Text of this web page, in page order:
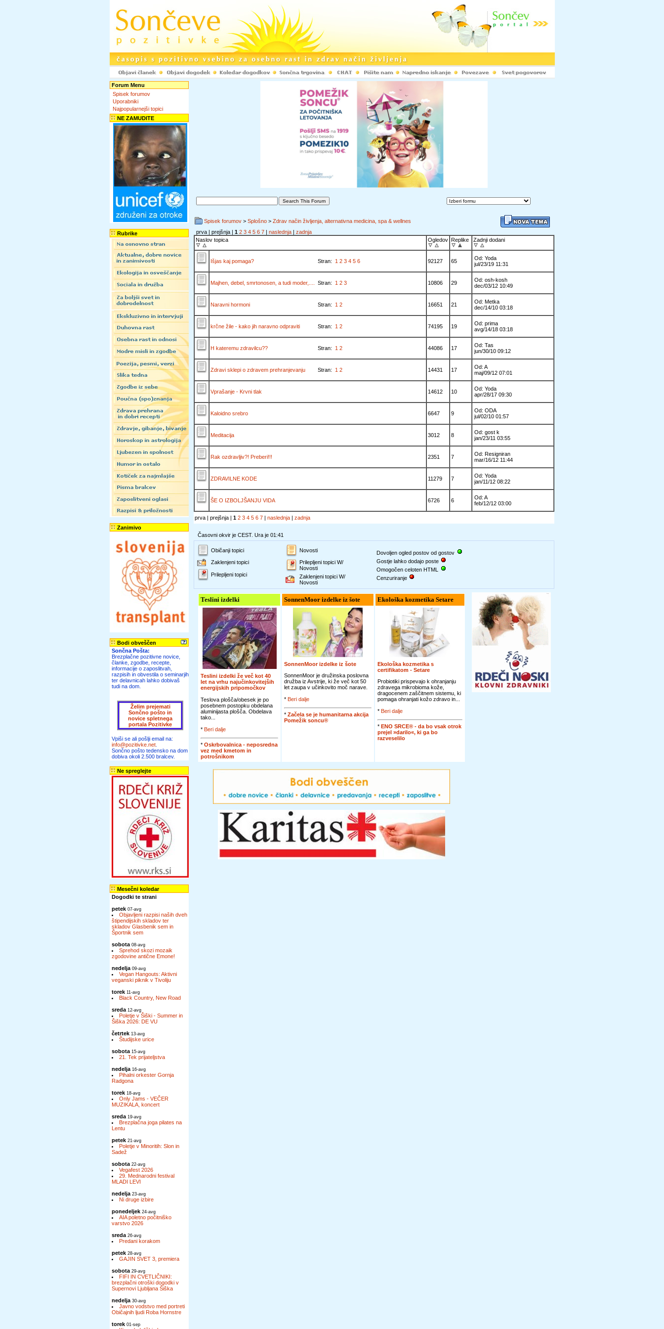
Forum Menu
Spisek forumov
Uporabniki
Najpopularnejši topici
NE ZAMUDITE
Rubrike
Zanimivo
Bodi obveščen
Sončna Pošta:
Brezplačne pozitivne novice,
članke, zgodbe, recepte,
informacije o zaposlitvah,
razpisih in obvestila o seminarjih
ter delavnicah lahko dobivaš
tudi na dom.
Želim prejemati
Sončno pošto in
novice spletnega
portala Pozitivke
Vpiši se ali pošlji email na:
info@pozitivke.net
Sončno pošto tedensko na dom
dobiva okoli 2.500 bralcev.
Ne spreglejte
Mesečni koledar
Dogodki te strani
petek 07-avg
Objavljeni razpisi naših dveh
štipendijskih skladov ter
skladov Glasbenik sem in
Športnik sem
sobota 08-avg
Sprehod skozi mozaik
zgodovine antične Emone!
nedelja 09-avg
Vegan Hangouts: Aktivni
veganski piknik v Tivoliju
torek 11-avg
Black Country, New Road
sreda 12-avg
Poletje v Šiški - Summer in
Šiška 2026: DE VU
četrtek 13-avg
Študijske urice
sobota 15-avg
21. Tek prijateljstva
nedelja 16-avg
Pihalni orkester Gornja
Radgona
torek 18-avg
Only Jams - VEČER
MUZIKALA, koncert
sreda 19-avg
Brezplačna joga pilates na
Lentu
petek 21-avg
Poletje v Minoritih: Slon in
Sadež
sobota 22-avg
Vegafest 2026
29. Mednarodni festival
MLADI LEVI
nedelja 23-avg
Ni druge izbire
ponedeljek 24-avg
AIA poletno počitniško
varstvo 2026
sreda 26-avg
Predani korakom
petek 28-avg
GAJIN SVET 3, premiera
sobota 29-avg
FIFI IN CVETLIČNIKI:
brezplačni otroški dogodki v
Supernovi Ljubljana Šiška
nedelja 30-avg
Javno vodstvo med portreti
Običajnih ljudi Roba Hornstre
torek 01-sep
Spisek forumov > Splošno > Zdrav način življenja, alternativna medicina, spa & wellnes
prva | prejšnja | 1 2 3 4 5 6 7 | naslednja | zadnja
Naslov topica
Ogledov Replike Zadnji dodani
Išjas kaj pomaga? Stran: 1 2 3 4 5 6 92127 65
Od: Yoda
jul/23/19 11:31
Majhen, debel, smrtonosen, a tudi moder,.... Stran: 1 2 3 10806 29
Od: osh-kosh
dec/03/12 10:49
Naravni hormoni Stran: 1 2 16651 21
Od: Metka
dec/14/10 03:18
krčne žile - kako jih naravno odpraviti Stran: 1 2 74195 19
Od: prima
avg/14/18 03:18
H kateremu zdravilcu?? Stran: 1 2 44086 17
Od: Tas
jun/30/10 09:12
Zdravi sklepi o zdravem prehranjevanju Stran: 1 2 14431 17
Od: A
maj/09/12 07:01
Vprašanje - Krvni tlak 14612 10
Od: Yoda
apr/28/17 09:30
Kaloidno srebro 6647 9
Od: ODA
jul/02/10 01:57
Meditacija 3012 8
Od: gost k
jan/23/11 03:55
Rak ozdravljiv?! Preberi!!! 2351 7
Od: Resigniran
mar/16/12 11:44
ZDRAVILNE KODE 11279 7
Od: Yoda
jan/11/12 08:22
ŠE O IZBOLJŠANJU VIDA 6726 6
Od: A
feb/12/12 03:00
prva | prejšnja | 1 2 3 4 5 6 7 | naslednja | zadnja
Časovni okvir je CEST. Ura je 01:41
Običanji topici
Zaklenjeni topici
Prilepljeni topici
Novosti
Prilepljeni topici W/
Novosti
Zaklenjeni topici W/
Novosti
Dovoljen ogled postov od gostov
Gostje lahko dodajo poste
Omogočen celoten HTML
Cenzuriranje
Teslini izdelki
Teslini izdelki že več kot 40
let na vrhu najučinkovitejših
energijskih pripomočkov
Teslova plošča/obesek je po
posebnem postopku obdelana
aluminijasta plošča. Obdelava
tako...
* Beri dalje
* Oskrbovalnica - neposredna
vez med kmetom in
potrošnikom
SonnenMoor izdelke iz šote
SonnenMoor izdelke iz šote
SonnenMoor je družinska poslovna
družba iz Avstrije, ki že več kot 50
let zaupa v učinkovito moč narave.
* Beri dalje
* Začela se je humanitarna akcija
Pomežik soncu®
Ekološka kozmetika Setare
Ekološka kozmetika s
certifikatom - Setare
Probiotiki prispevajo k ohranjanju
zdravega mikrobioma kože,
dragocenem zaščitnem sistemu, ki
pomaga ohranjati kožo zdravo in...
* Beri dalje
* ENO SRCE® - da bo vsak otrok
prejel »darilo«, ki ga bo
razveselilo